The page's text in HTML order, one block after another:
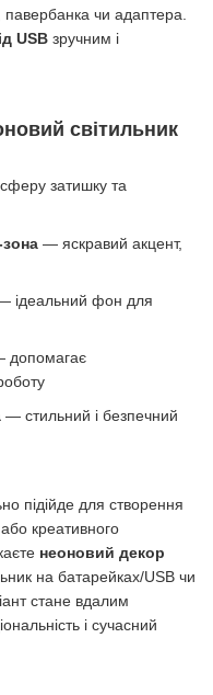
чи адаптера.
USB зручним і
світильник
затишку та
зона — яскравий акцент,
ідеальний фон для
допомагає
— стильний і безпечний
підійде для створення
креативного
неоновий декор
на батарейках/USB чи
стане вдалим
і сучасний